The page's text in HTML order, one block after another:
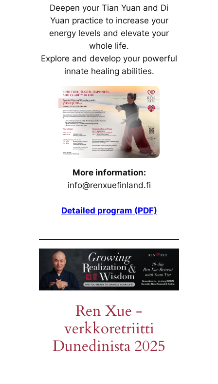
Deepen your Tian Yuan and Di
Yuan practice to increase your
energy levels and elevate your
whole life.
Explore and develop your powerful
innate healing abilities.
More information:
info@renxuefinland.fi
Detailed program (PDF)
Ren Xue -
verkkoretriitti
Dunedinista 2025